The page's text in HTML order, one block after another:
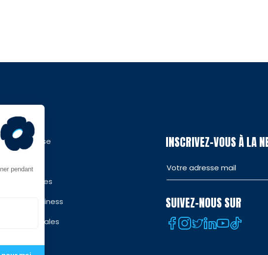
Espace presse
Infos pratiques
Mon MHR Business
Mentions légales
INSCRIVEZ-VOUS À LA
SUIVEZ-NOUS SUR